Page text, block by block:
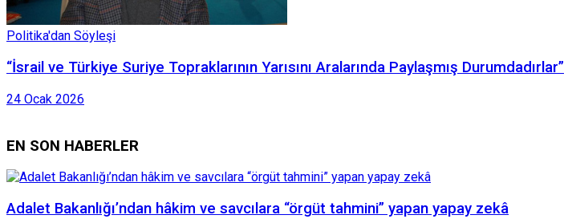
Politika'dan Söyleşi
“İsrail ve Türkiye Suriye Topraklarının Yarısını Aralarında Paylaşmış Durumdadırlar”
24 Ocak 2026
EN SON HABERLER
Adalet Bakanlığı’ndan hâkim ve savcılara “örgüt tahmini” yapan yapay zekâ